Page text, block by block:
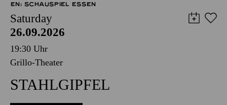
EN: SCHAUSPIEL ESSEN
Saturday
26.09.2026
19:30 Uhr
Grillo-Theater
STAHLGIPFEL